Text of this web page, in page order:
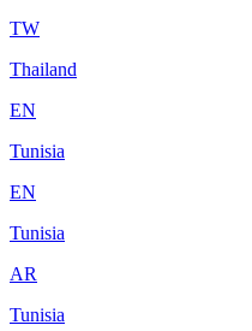
TW
Thailand
EN
Tunisia
EN
Tunisia
AR
Tunisia